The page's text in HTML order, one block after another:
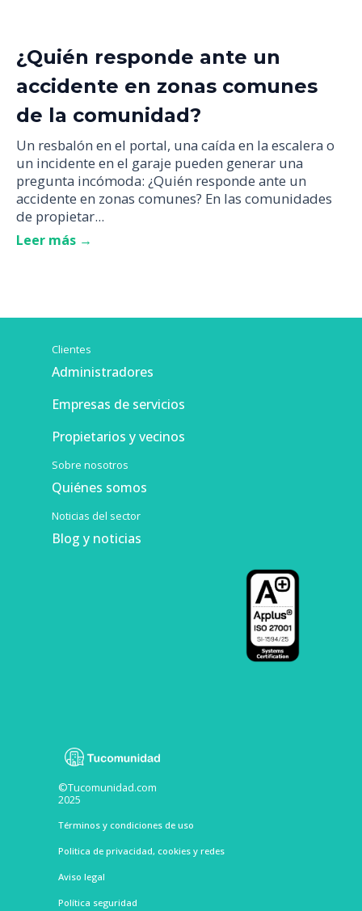
¿Quién responde ante un
accidente en zonas comunes
de la comunidad?
Un resbalón en el portal, una caída en la escalera o
un incidente en el garaje pueden generar una
pregunta incómoda: ¿Quién responde ante un
accidente en zonas comunes? En las comunidades
de propietar...
Leer más →
Clientes
Administradores
Empresas de servicios
Propietarios y vecinos
Sobre nosotros
Quiénes somos
Noticias del sector
Blog y noticias
©Tucomunidad.com
2025
Términos y condiciones de uso
Politica de privacidad, cookies y redes
Aviso legal
Política seguridad